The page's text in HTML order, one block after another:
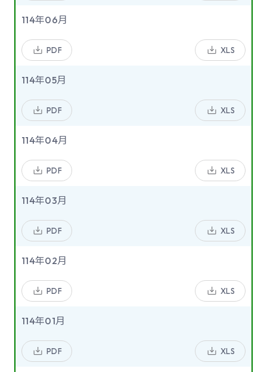
114年06月
PDF XLS
114年05月
PDF XLS
114年04月
PDF XLS
114年03月
PDF XLS
114年02月
PDF XLS
114年01月
PDF XLS